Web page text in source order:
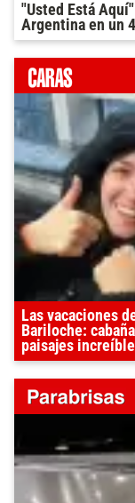
"Usted Está
Argentina en un
Las vacaciones
Bariloche:
paisajes